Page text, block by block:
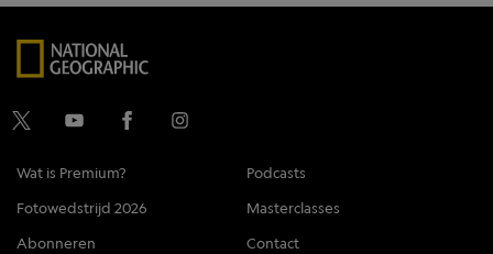
Wat is Premium?
Podcasts
Fotowedstrijd 2026
Masterclasses
Abonneren
Contact